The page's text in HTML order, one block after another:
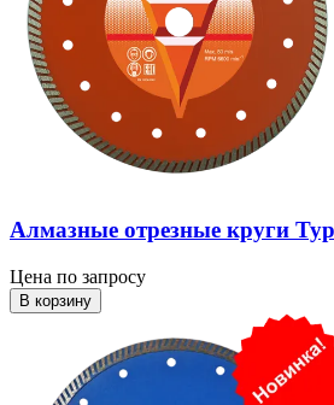
Алмазные отрезные круги
Цена по запросу
В корзину